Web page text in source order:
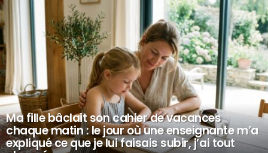
Ma fille bâclait son cahier de vacances
chaque matin : le jour où une enseignante m’a
expliqué ce que je lui faisais subir, j’ai tout